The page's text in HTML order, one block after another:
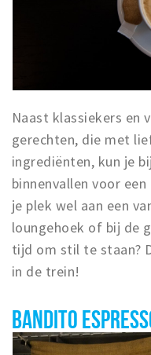
Naast klassiekers en
gerechten, die met
ingrediënten, kun je
binnenvallen voor
je plek wel aan een
loungehoek of bij de
tijd om stil te staan?
in de trein!
BANDITO